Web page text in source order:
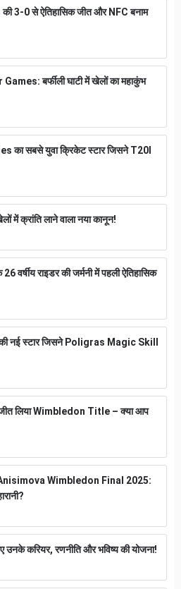
3-0 से ऐतिहासिक जीत और NFC बनाम
बर्फीली घाटी में खेलों का महाकुंभ
सबसे युवा क्रिकेट स्टार जिसने T20I
क्रांति लाने वाला नया कानून!
राइडर की जर्मनी में पहली ऐतिहासिक
की नई स्टार जिसने Poligras Magic Skill
लिया Wimbledon Title – क्या आप
Wimbledon Final 2025:
उनके करियर, रणनीति और भविष्य की योजना!